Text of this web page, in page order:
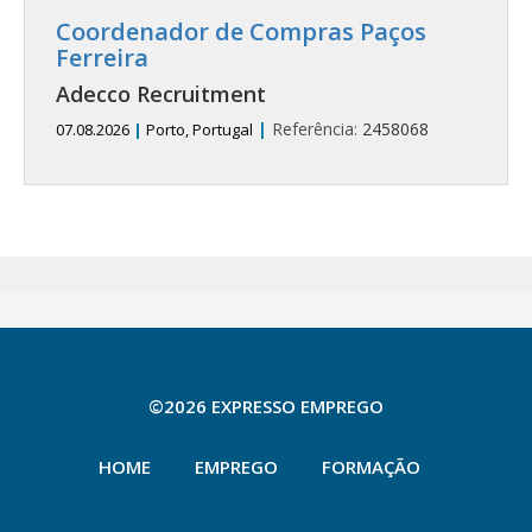
Coordenador de Compras Paços
Ferreira
Adecco Recruitment
07.08.2026 | Porto, Portugal | Referência: 2458068
©2026 EXPRESSO EMPREGO
HOME EMPREGO FORMAÇÃO